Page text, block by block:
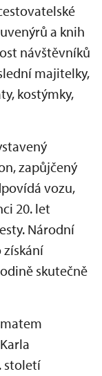
a knih
návštěvníků
majitelky,
kostýmky,
zapůjčený
vozu,
20. let
Národní
získání
skutečně
století